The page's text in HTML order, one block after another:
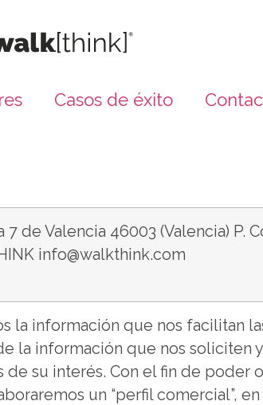
Casos de éxito
de Valencia 46003 (Valencia) P.
info@walkthink.com
la información que nos facilitan
la información que nos soliciten
su interés. Con el fin de poder
un “perfil comercial”, en